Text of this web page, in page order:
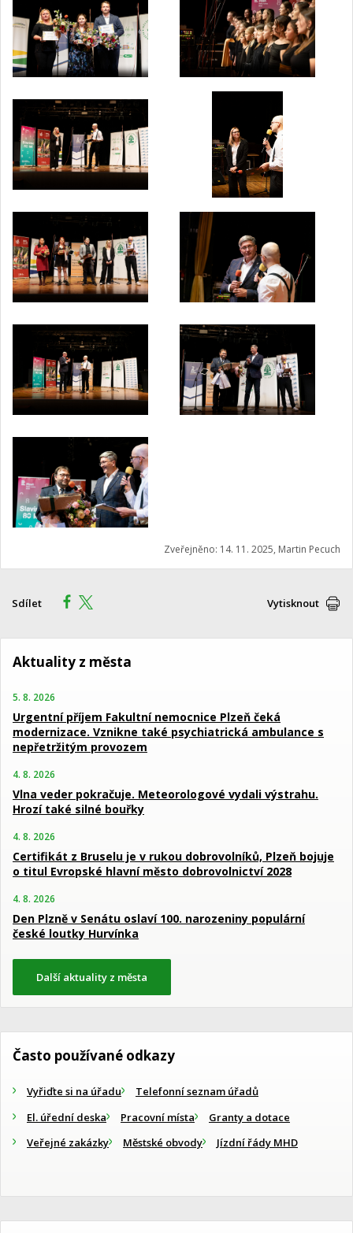
Zveřejněno: 14. 11. 2025, Martin Pecuch
Sdílet Vytisknout
Aktuality z města
5. 8. 2026
Urgentní příjem Fakultní nemocnice Plzeň čeká
modernizace. Vznikne také psychiatrická ambulance s
nepřetržitým provozem
4. 8. 2026
Vlna veder pokračuje. Meteorologové vydali výstrahu.
Hrozí také silné bouřky
4. 8. 2026
Certifikát z Bruselu je v rukou dobrovolníků, Plzeň bojuje
o titul Evropské hlavní město dobrovolnictví 2028
4. 8. 2026
Den Plzně v Senátu oslaví 100. narozeniny populární
české loutky Hurvínka
Další aktuality z města
Často používané odkazy
Vyřiďte si na úřadu
Telefonní seznam úřadů
El. úřední deska
Pracovní místa
Granty a dotace
Veřejné zakázky
Městské obvody Jízdní řády MHD